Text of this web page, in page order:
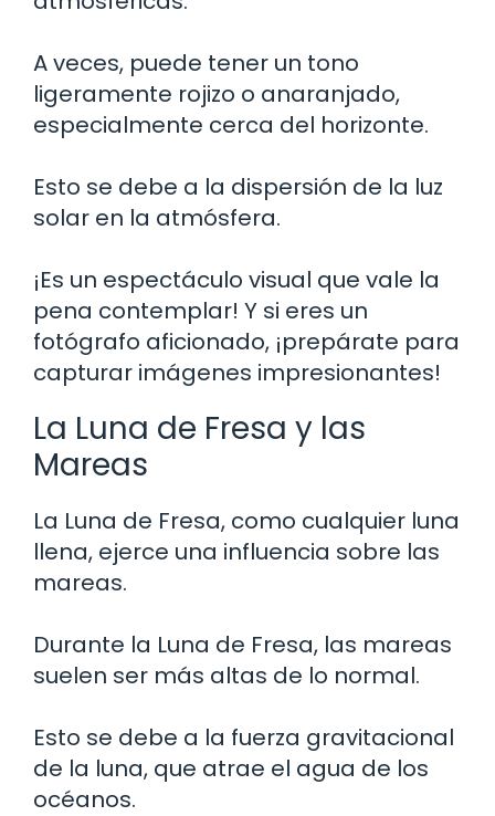
A veces, puede tener un tono
ligeramente rojizo o anaranjado,
especialmente cerca del horizonte.
Esto se debe a la dispersión de la luz
solar en la atmósfera.
¡Es un espectáculo visual que vale la
pena contemplar! Y si eres un
fotógrafo aficionado, ¡prepárate para
capturar imágenes impresionantes!
La Luna de Fresa y las
Mareas
La Luna de Fresa, como cualquier luna
llena, ejerce una influencia sobre las
mareas.
Durante la Luna de Fresa, las mareas
suelen ser más altas de lo normal.
Esto se debe a la fuerza gravitacional
de la luna, que atrae el agua de los
océanos.